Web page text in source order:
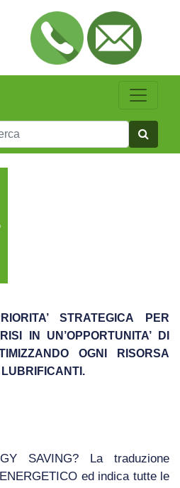
STRATEGICA PER
IN UN’OPPORTUNITA’ DI
OGNI RISORSA
SAVING? La traduzione
ed indica tutte le